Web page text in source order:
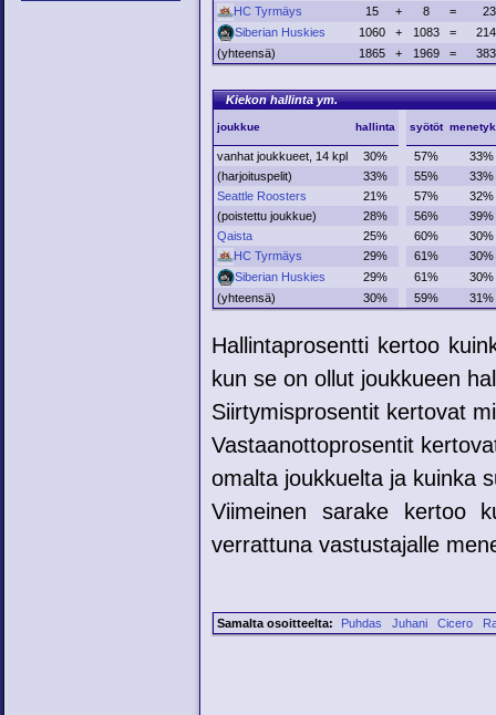
HC Tyrmäys
15 + 8 =
23
Siberian Huskies
1060 + 1083 =
(yhteensä)
1865 + 1969 =
Kiekon hallinta ym.
joukkue hallinta syötöt
vanhat joukkueet, 14 kpl 30% 57%
33%
(harjoituspelit)
33% 55%
33%
Seattle Roosters
21% 57%
32%
(poistettu joukkue)
28% 56%
39%
Qaista
25% 60%
30%
HC Tyrmäys
29% 61%
30%
Siberian Huskies
29% 61%
30%
(yhteensä)
30% 59% 31%
Hallintaprosentti kertoo
kun se on ollut joukkueen
Siirtymisprosentit kertovat
Vastaanottoprosentit
omalta joukkuelta ja kuinka
Viimeinen sarake kertoo
verrattuna vastustajalle
Samalta osoitteelta: Puhdas Juhani Cicero